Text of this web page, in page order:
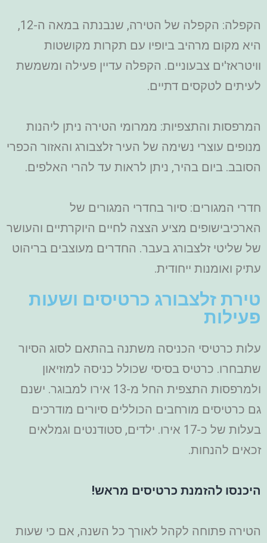
הקפלה: הקפלה של הטירה, שנבנתה במאה ה-12,
היא מקום מרהיב ביופיו עם תקרות מקושטות
וויטראז'ים צבעוניים. הקפלה עדיין פעילה ומשמשת
לעיתים לטקסים דתיים.
המרפסות והתצפיות: ממרומי הטירה ניתן ליהנות
מנופים עוצרי נשימה של העיר זלצבורג והאזור הכפרי
הסובב. ביום בהיר, ניתן לראות עד להרי האלפים.
חדרי המגורים: סיור בחדרי המגורים של
הארכיבישופים מציע הצצה לחיים היוקרתיים והעושר
של שליטי זלצבורג בעבר. החדרים מעוצבים בריהוט
עתיק ואומנות ייחודית.
טירת זלצבורג כרטיסים ושעות
פעילות
עלות כרטיסי הכניסה משתנה בהתאם לסוג הסיור
שתבחרו. כרטיס בסיסי שכולל כניסה למוזיאון
ולמרפסות התצפית החל מ-13 אירו למבוגר. ישנם
גם כרטיסים מורחבים הכוללים סיורים מודרכים
בעלות של כ-17 אירו. ילדים, סטודנטים וגמלאים
זכאים להנחות.
היכנסו להזמנת כרטיסים מראש!
הטירה פתוחה לקהל לאורך כל השנה, אם כי שעות